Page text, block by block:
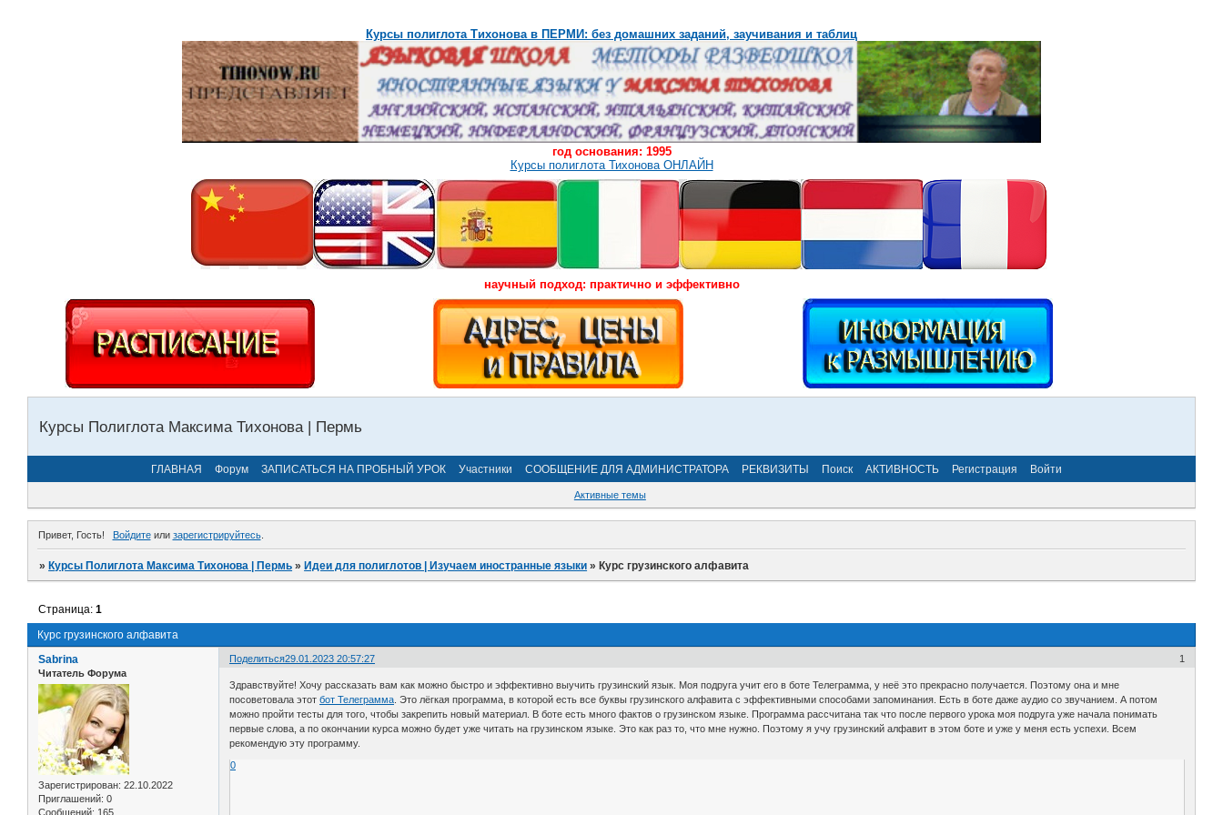
Курсы полиглота Тихонова в ПЕРМИ: без домашних заданий, заучивания и таблиц
год основания: 1995
Курсы полиглота Тихонова ОНЛАЙН
научный подход: практично и эффективно
Курсы Полиглота Максима Тихонова | Пермь
ГЛАВНАЯ Форум ЗАПИСАТЬСЯ НА ПРОБНЫЙ УРОК Участники СООБЩЕНИЕ ДЛЯ АДМИНИСТРАТОРА РЕКВИЗИТЫ Поиск АКТИВНОСТЬ Регистрация Войти
Активные темы
Привет, Гость! Войдитеили зарегистрируйтесь.
»Курсы Полиглота Максима Тихонова | Пермь »Идеи для полиглотов | Изучаем иностранные языки »Курс грузинского алфавита
Курс грузинского алфавита
Страница:1
Поделиться 1
29.01.2023 20:57:27
Sabrina
Читатель Форума
Зарегистрирован: 22.10.2022
Приглашений: 0
Сообщений: 165
Здравствуйте! Хочу рассказать вам как можно быстро и эффективно выучить грузинский язык. Моя подруга учит его в боте Телеграмма, у неё это прекрасно получается. Поэтому она и мне
посоветовала этотбот Телеграмма . Это лёгкая программа, в которой есть все буквы грузинского алфавита с эффективными способами запоминания. Есть в боте даже аудио со звучанием. А потом
можно пройти тесты для того, чтобы закрепить новый материал. В боте есть много фактов о грузинском языке. Программа рассчитана так что после первого урока моя подруга уже начала понимать
первые слова, а по окончании курса можно будет уже читать на грузинском языке. Это как раз то, что мне нужно. Поэтому я учу грузинский алфавит в этом боте и уже у меня есть успехи. Всем
рекомендую эту программу.
0